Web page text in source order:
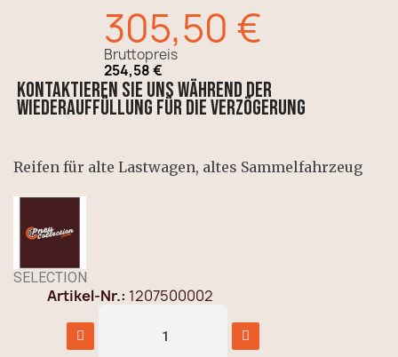
305,50 €
Bruttopreis
254,58 €
Kontaktieren Sie uns während der
Wiederauffüllung für die Verzögerung
Reifen für alte Lastwagen, altes Sammelfahrzeug
SELECTION
Artikel-Nr. 1207500002